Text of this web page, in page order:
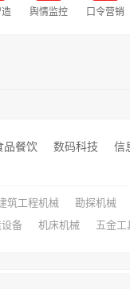
舆情监控 口令营销
品餐饮 数码科技 信
筑工程机械 勘探机械
备 机床机械 五金工